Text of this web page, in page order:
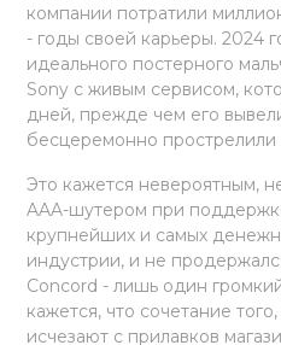
компании потратили
- годы своей карьеры. 2024
идеального постерного
Sony с живым сервисом,
дней, прежде чем его
бесцеремонно прострелили
Это кажется невероятным,
AAA-шутером при
крупнейших и самых
индустрии, и не
Concord - лишь один
кажется, что сочетание
исчезают с прилавков